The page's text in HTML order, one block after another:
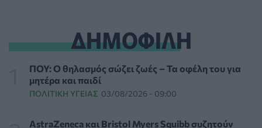
Ο ΕΦΕΤ ανακάλεσε από τα ράφια καραμέλες-ζελέ
ΕΠΙΚΑΙΡΌΤΗΤΑ 05/08/2026 - 16:28
Κατέρρευσε κομμάτι της ψευδοροφής στα
ΠΟΛΙΤΙΚΉ ΥΓΕΊΑΣ 05/08/2026 - 16:16
ΔΗΜΟΦΙΛΗ
ΠΟΥ: Ο θηλασμός σώζει ζωές – Τα οφέλη του για
μητέρα και παιδί
ΠΟΛΙΤΙΚΉ ΥΓΕΊΑΣ 03/08/2026 - 09:00
AstraZeneca και Bristol Myers Squibb συζητούν